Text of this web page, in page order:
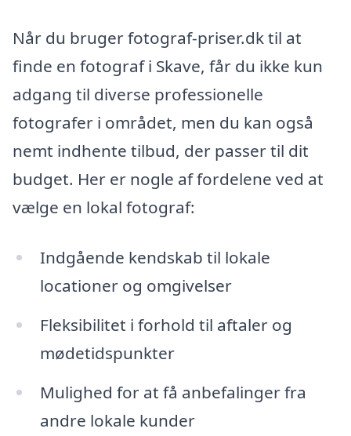
Når du bruger fotograf-priser.dk til at
finde en fotograf i Skave, får du ikke kun
adgang til diverse professionelle
fotografer i området, men du kan også
nemt indhente tilbud, der passer til dit
budget. Her er nogle af fordelene ved at
vælge en lokal fotograf:
Indgående kendskab til lokale
locationer og omgivelser
Fleksibilitet i forhold til aftaler og
mødetidspunkter
Mulighed for at få anbefalinger fra
andre lokale kunder